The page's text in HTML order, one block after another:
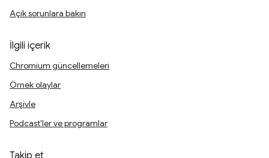
Açık sorunlara bakın
İlgili içerik
Chromium güncellemeleri
Örnek olaylar
Arşivle
Podcast'ler ve programlar
Takip et